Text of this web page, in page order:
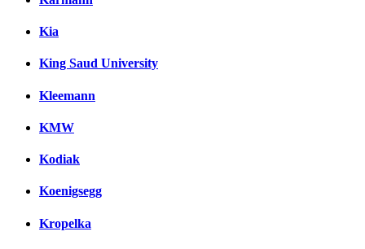
Kia
King Saud University
Kleemann
KMW
Kodiak
Koenigsegg
Kropelka